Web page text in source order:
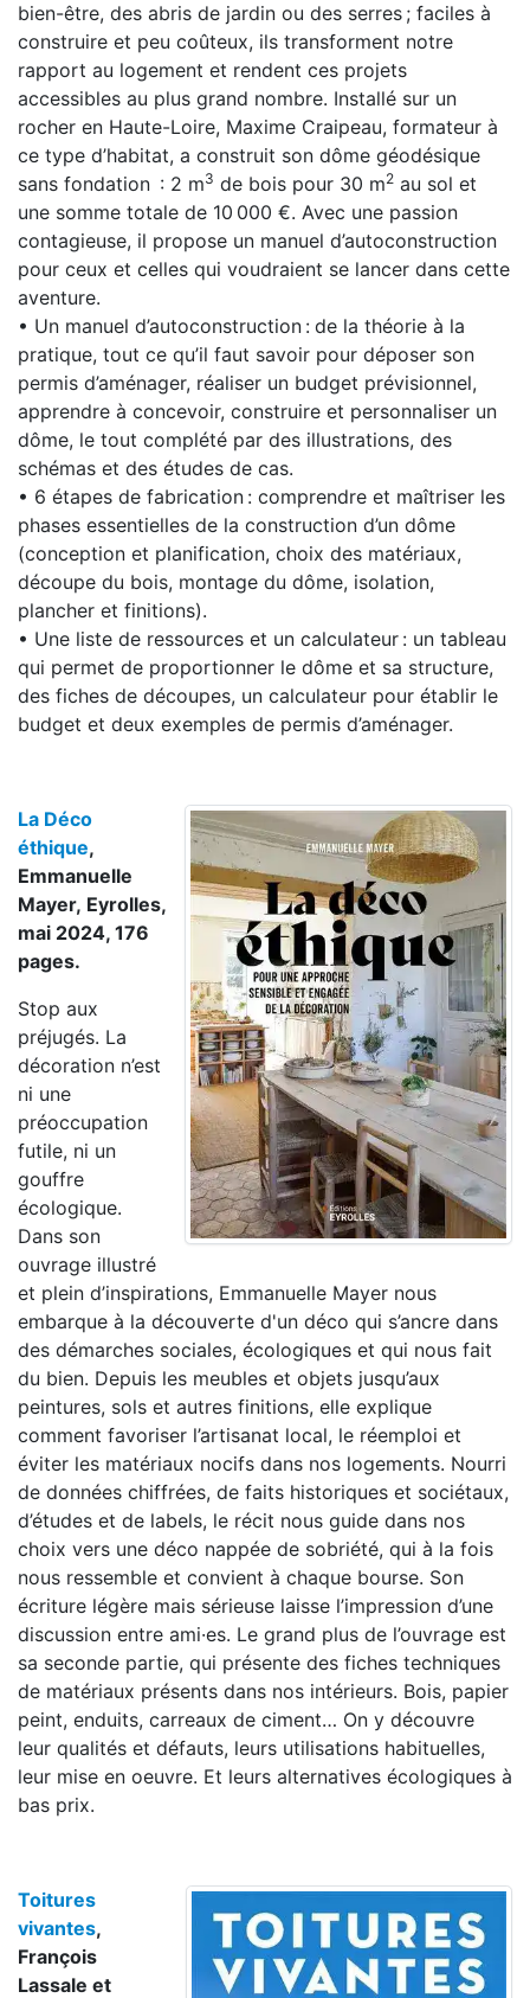
bien-être, des abris de jardin ou des serres ; faciles à
construire et peu coûteux, ils transforment notre
rapport au logement et rendent ces projets
accessibles au plus grand nombre. Installé sur un
rocher en Haute-Loire, Maxime Craipeau, formateur à
ce type d’habitat, a construit son dôme géodésique
sans fondation : 2 m3 de bois pour 30 m2 au sol et
une somme totale de 10 000 €. Avec une passion
contagieuse, il propose un manuel d’autoconstruction
pour ceux et celles qui voudraient se lancer dans cette
aventure.
• Un manuel d’autoconstruction : de la théorie à la
pratique, tout ce qu’il faut savoir pour déposer son
permis d’aménager, réaliser un budget prévisionnel,
apprendre à concevoir, construire et personnaliser un
dôme, le tout complété par des illustrations, des
schémas et des études de cas.
• 6 étapes de fabrication : comprendre et maîtriser les
phases essentielles de la construction d’un dôme
(conception et planification, choix des matériaux,
découpe du bois, montage du dôme, isolation,
plancher et finitions).
• Une liste de ressources et un calculateur : un tableau
qui permet de proportionner le dôme et sa structure,
des fiches de découpes, un calculateur pour établir le
budget et deux exemples de permis d’aménager.
La Déco
éthique,
Emmanuelle
Mayer, Eyrolles,
mai 2024, 176
pages.
Stop aux
préjugés. La
décoration n’est
ni une
préoccupation
futile, ni un
gouffre
écologique.
Dans son
ouvrage illustré
et plein d’inspirations, Emmanuelle Mayer nous
embarque à la découverte d'un déco qui s’ancre dans
des démarches sociales, écologiques et qui nous fait
du bien. Depuis les meubles et objets jusqu’aux
peintures, sols et autres finitions, elle explique
comment favoriser l’artisanat local, le réemploi et
éviter les matériaux nocifs dans nos logements. Nourri
de données chiffrées, de faits historiques et sociétaux,
d’études et de labels, le récit nous guide dans nos
choix vers une déco nappée de sobriété, qui à la fois
nous ressemble et convient à chaque bourse. Son
écriture légère mais sérieuse laisse l’impression d’une
discussion entre ami·es. Le grand plus de l’ouvrage est
sa seconde partie, qui présente des fiches techniques
de matériaux présents dans nos intérieurs. Bois, papier
peint, enduits, carreaux de ciment… On y découvre
leur qualités et défauts, leurs utilisations habituelles,
leur mise en oeuvre. Et leurs alternatives écologiques à
bas prix.
Toitures
vivantes,
François
Lassale et